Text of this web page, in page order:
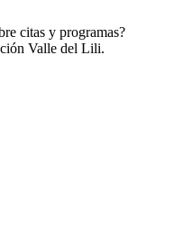
citas y programas?
Valle del Lili.